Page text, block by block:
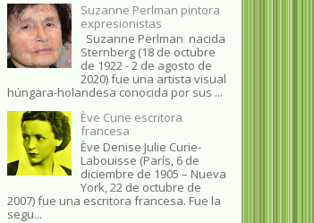
Suzanne Perlman pintora
expresionistas
Suzanne Perlman nacida
Sternberg (18 de octubre
de 1922 - 2 de agosto de
2020) fue una artista visual
húngara-holandesa conocida por sus ...
Ève Curie escritora
francesa
Ève Denise Julie Curie-
Labouisse (París, 6 de
diciembre de 1905 – Nueva
York, 22 de octubre de
2007) fue una escritora francesa. Fue la
segu...